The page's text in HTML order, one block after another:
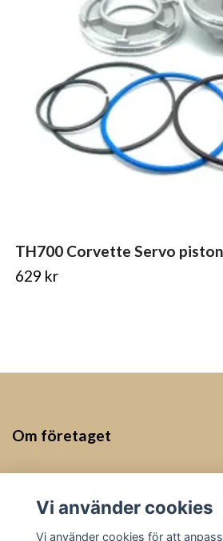
TH700 Corvette Servo
629 kr
Om företaget
Sociala medier
Vi använder cookies
Vi använder cookies för att